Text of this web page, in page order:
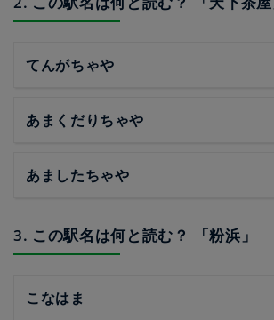
てんがちゃや
あまくだりちゃや
あましたちゃや
3. この駅名は何と読む？ 「粉浜」
こなはま